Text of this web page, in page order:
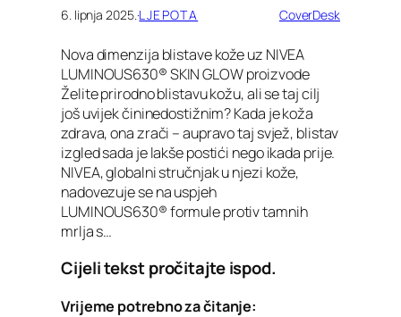
6. lipnja 2025. ·LJEPOTA CoverDesk
Nova dimenzija blistave kože uz NIVEA
LUMINOUS630® SKIN GLOW proizvode
Želite prirodno blistavu kožu, ali se taj cilj
još uvijek čininedostižnim? Kada je koža
zdrava, ona zrači – aupravo taj svjež, blistav
izgled sada je lakše postići nego ikada prije.
NIVEA, globalni stručnjak u njezi kože,
nadovezuje se na uspjeh
LUMINOUS630® formule protiv tamnih
mrlja s…
Cijeli tekst pročitajte ispod.
Vrijeme potrebno za čitanje: